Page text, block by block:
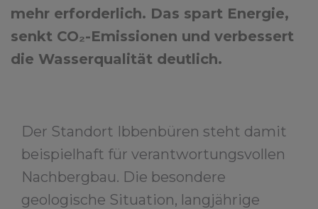
mehr erforderlich. Das spart Energie,
senkt CO₂-Emissionen und verbessert
die Wasserqualität deutlich.
Der Standort Ibbenbüren steht damit
beispielhaft für verantwortungsvollen
Nachbergbau. Die besondere
geologische Situation, langjährige